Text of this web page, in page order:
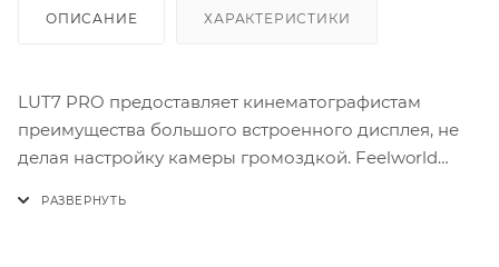
ОПИСАНИЕ ХАРАКТЕРИСТИКИ
LUT7 PRO предоставляет кинематографистам
преимущества большого встроенного дисплея, не
делая настройку камеры громоздкой. Feelworld